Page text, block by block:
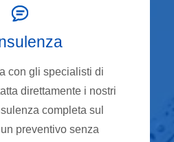
con gli specialisti di
direttamente i nostri
completa sul
preventivo senza